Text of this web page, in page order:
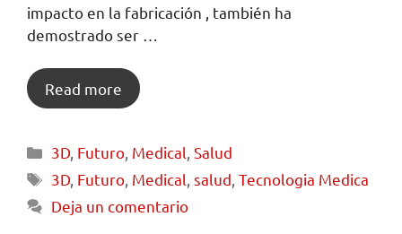
impacto en la fabricación , también ha
demostrado ser …
Read more
3D, Futuro, Medical,Salud
3D, Futuro, Medical,salud,Tecnologia Medica
Deja un comentario